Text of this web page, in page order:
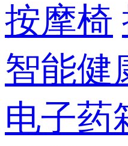
按摩椅
智能健
电子药